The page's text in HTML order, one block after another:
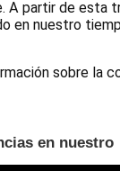
A partir de esta
en nuestro
sobre la
en